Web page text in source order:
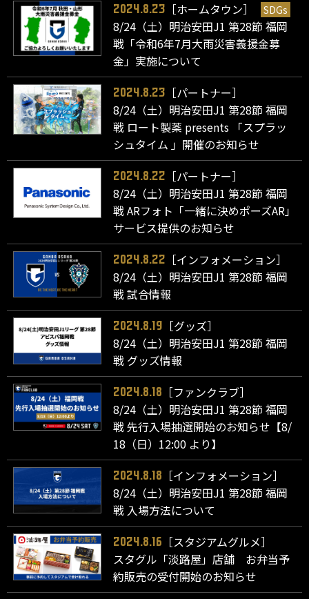
2024.8.23 ［ホームタウン］ SDGs
8/24（土）明治安田J1 第28節 福岡
戦「令和6年7月大雨災害義援金募
金」実施について
2024.8.23
［パートナー］
8/24（土）明治安田J1 第28節 福岡
戦 ロート製薬 presents 「スプラッ
シュタイム 」開催のお知らせ
2024.8.22
［パートナー］
8/24（土）明治安田J1 第28節 福岡
戦 ARフォト「一緒に決めポーズAR」
サービス提供のお知らせ
2024.8.22
［インフォメーション］
8/24（土）明治安田J1 第28節 福岡
戦 試合情報
2024.8.19
［グッズ］
8/24（土）明治安田J1 第28節 福岡
戦 グッズ情報
2024.8.18
［ファンクラブ］
8/24（土）明治安田J1 第28節 福岡
戦 先行入場抽選開始のお知らせ【8/
18（日）12:00 より】
2024.8.18
［インフォメーション］
8/24（土）明治安田J1 第28節 福岡
戦 入場方法について
2024.8.16
［スタジアムグルメ］
スタグル「淡路屋」店舗 お弁当予
約販売の受付開始のお知らせ